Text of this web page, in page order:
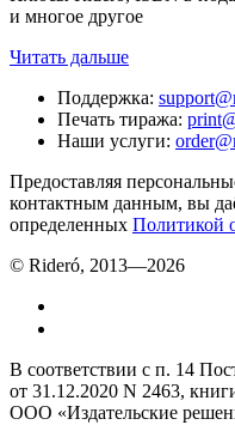
и многое другое
Читать дальше
Поддержка:
Печать тиража:
Наши услуги:
Предоставляя
контактным данным, вы
определенных Политикой
© Rideró, 2013—2026
В соответствии с п. 14
от 31.12.2020 N 2463,
ООО «Издательские